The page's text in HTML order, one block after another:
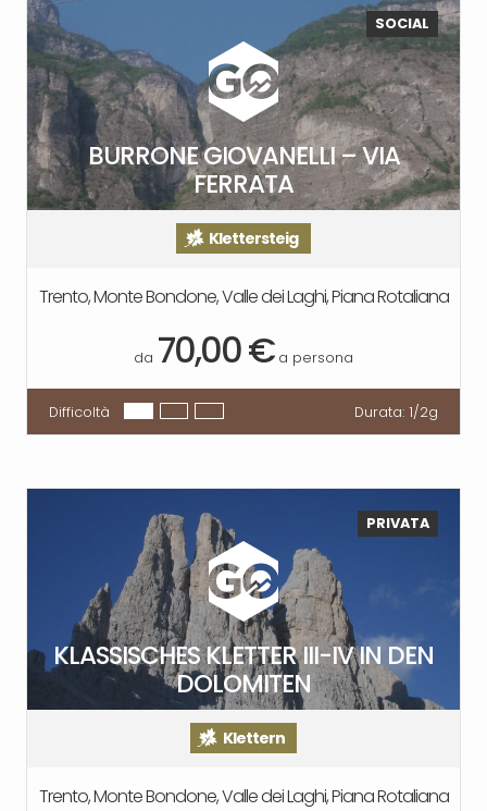
BURRONE GIOVANELLI – VIA
FERRATA
SOCIAL
Klettersteig
Trento, Monte Bondone, Valle dei Laghi, Piana Rotaliana
da 70,00 € a persona
Difficoltà Durata: 1/2g
KLASSISCHES KLETTER III-IV IN DEN
DOLOMITEN
PRIVATA
Klettern
Trento, Monte Bondone, Valle dei Laghi, Piana Rotaliana